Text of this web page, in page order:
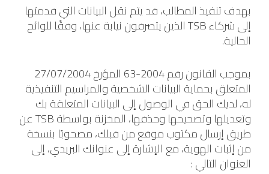
بهدف تنفيذ المطالب، قد يتم نقل البيانات التي قدمتها
إلى شركاء TSB الذين يتصرفون نيابة عنها، وفقًا للوائح
الحالية.
بموجب القانون رقم 2004-63 المؤرخ 27/07/2004
المتعلق بحماية البيانات الشخصية والمراسيم التنفيذية
له، لديك الحق في الوصول إلى البيانات المتعلقة بك
وتعديلها وتصحيحها وحذفها، المخزنة بواسطة TSB عن
طريق إرسال مكتوب موقع من قبلك، مصحوبًا بنسخة
من إثبات الهوية، مع الإشارة إلى عنوانك البريدي، إلى
العنوان التالي :